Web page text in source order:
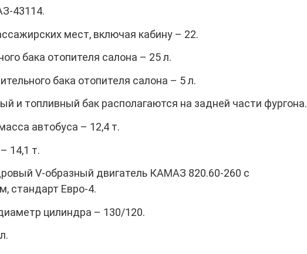
43114.
мест, включая кабину – 22.
бака отопителя салона – 25 л.
бака отопителя салона – 5 л.
и топливный бак располагаются на задней части фургона.
автобуса – 12,4 т.
14,1 т.
V-образный двигатель КАМАЗ 820.60-260 с
стандарт Евро-4.
цилиндра – 130/120.